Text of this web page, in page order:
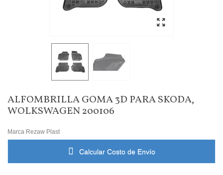
ALFOMBRILLA GOMA 3D PARA SKODA,
WOLKSWAGEN 200106
Marca Rezaw Plast
Calcular Costo de Envío